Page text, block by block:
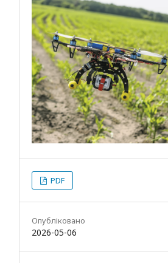
PDF
Опубліковано
2026-05-06